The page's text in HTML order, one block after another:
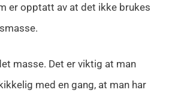
er opptatt av at det ikke brukes
masse. Det er viktig at man
med en gang, at man har